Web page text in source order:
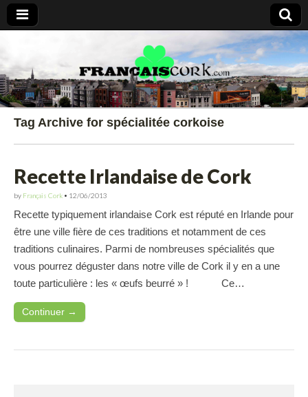
Francais Cork
Tag Archive for spécialitée corkoise
Recette Irlandaise de Cork
by Français Cork • 12/06/2013
Recette typiquement irlandaise Cork est réputé en Irlande pour
être une ville fière de ces traditions et notamment de ces
traditions culinaires. Parmi de nombreuses spécialités que
vous pourrez déguster dans notre ville de Cork il y en a une
toute particulière : les « œufs beurré » ! Ce…
Continuer →